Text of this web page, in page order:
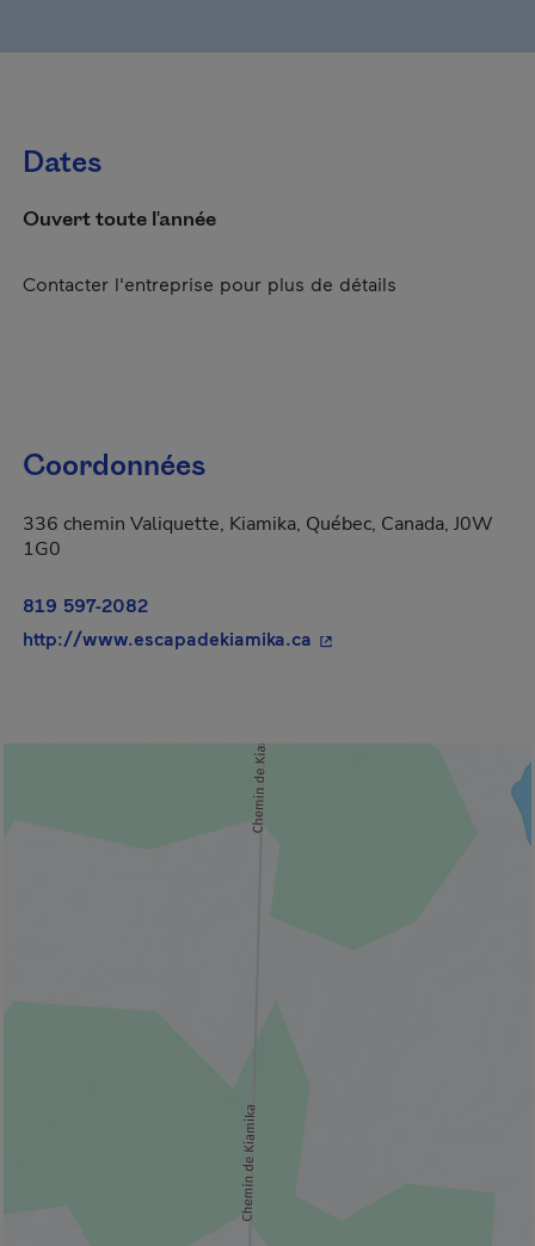
Dates
Ouvert toute l'année
Contacter l'entreprise pour plus de détails
Coordonnées
336 chemin Valiquette, Kiamika, Québec, Canada, J0W
1G0
819 597-2082
http://www.escapadekiamika.ca - Cet hyperlien